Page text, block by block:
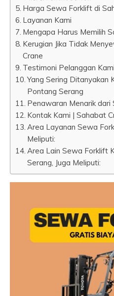
Harga Sewa Forklift di
Layanan Kami
Mengapa Harus Memilih
Kerugian Jika Tidak
Crane
Testimoni Pelanggan Kami
Yang Sering Ditanyakan
Pontang Serang
Penawaran Menarik dari
Kontak Kami | Sahabat
Area Layanan Sewa
Meliputi:
Area Lain Sewa Forklift
Serang, Juga Meliputi: